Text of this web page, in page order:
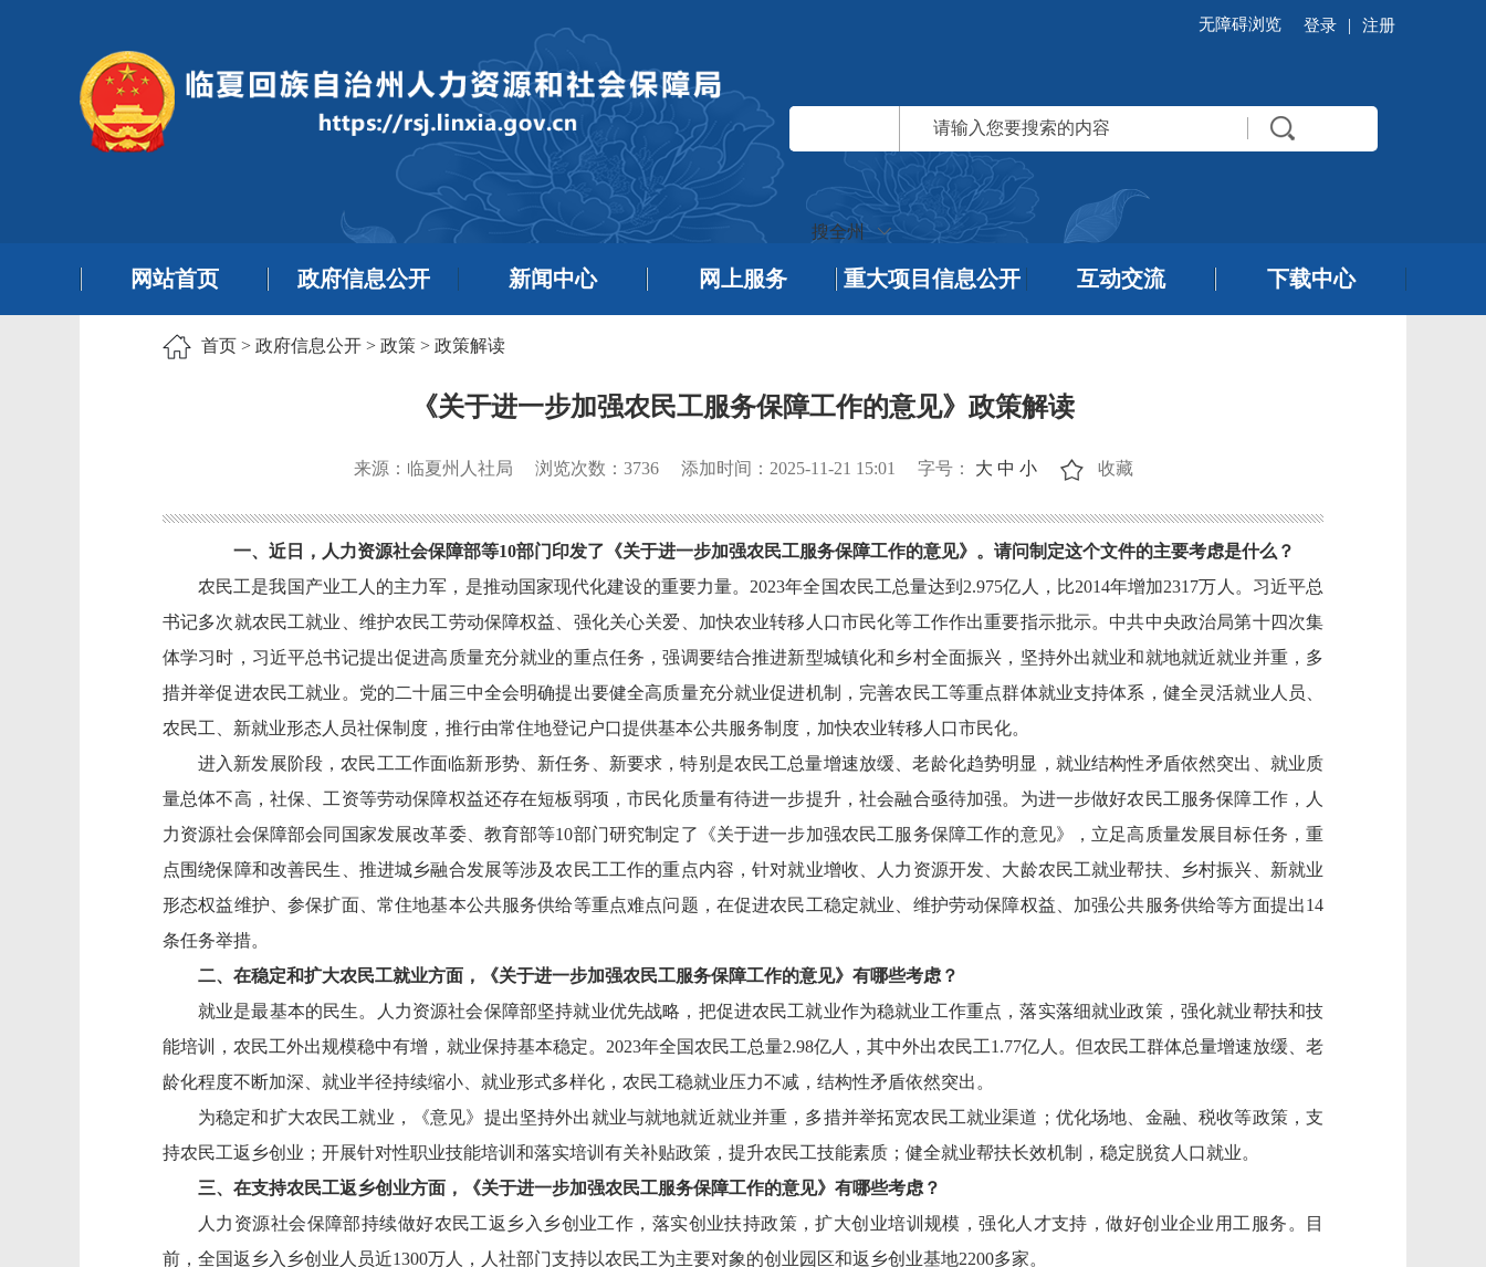
无障碍浏览 登录 | 注册
搜全州
网站首页 政府信息公开 新闻中心 网上服务 重大项目信息公开 互动交流 下载中心
首页 > 政府信息公开 > 政策 > 政策解读
《关于进一步加强农民工服务保障工作的意见》政策解读
来源：临夏州人社局 浏览次数： 3736 添加时间：2025-11-21 15:01 字号： 大 中 小 收藏
一、近日，人力资源社会保障部等10部门印发了《关于进一步加强农民工服务保障工作的意见》 。请问制定这个文件的主要考虑是什么？
农民工是我国产业工人的主力军， 是推动国家现代化建设的重要力量。 2023年全国农民工总量达到 2.975亿人，比2014年增加231 7万 人 。习近平总
书记多次就农民工就业、维护农民工劳动保障权益、 强化关心关爱 加快农业转移人口市民化等工作作出重要指示批示。中共中央政治局第十四次集
体学习时，习近平总书记提出促进高质量充分就业的重点任务，强调要结合推进新型城镇化和乡村全面振兴，坚持外出就业和就地就近就业并重，多
措并举促进农民工就业。党的二十届三中全会明确提出要健全高质量充分就业促进机制，完善农民工等重点群体就业支持体系，健全灵活就业人员、
农民工、新就业形态人员社保制度，推行由常住地登记户口提供基本公共服务制度，加快农业转移人口市民化。
进入新发展阶段，农民工工作面临新形势、新任务、新要求，特别是农民工总量增速放缓、老龄化趋势明显，就业结构性矛盾依然突出、 就业质
量总体不高，社保、工资等劳动保障权益还存在短板弱项，市民化质量有待进一步提升，社会融合亟待加强。 为进一步做好农民工 服务保障工作，人
力资源社会保障部会同国家发展改革委、教育部等10部门研究制定了《关于进一步加强农民工服务保障工作的意见》， 立足高质量发展 目标任务， 重
点围绕保障和改善民生、推进城乡融合发展等涉及农民工工作的重点内容，针对就业增收、人力资源开发、大龄农民工就业帮扶、乡村振兴、新就业
形态权益维护、参保扩面、常住地基本公共服务供给等重点难点问题，在促进农民工稳定就业、 维护劳动保障权益、 加强公共服务供给等方面提出14
条任务举措。
二、在稳定和扩大农民工就业方面，《关于进一步加强农民工服务保障工作的意见》有哪些考虑？
就业是最基本的民生。
人力资源社会保障部坚持就业优先战略，把促进农民工就业作为稳就业工作重点，落实落细就业政策，强化就业帮扶和技
能培训，农民工外出规模稳中有增，就业保持基本稳定。 2023年全国农民工总量2.98亿人，其中外出农民工1.77亿人。但农民工群体总量增速放缓、老
龄化程度不断加深、就业半径持续缩小、就业形式多样化 ， 农民工稳就业压力不减，结构性矛盾依然突出 。
为稳定和扩大农民工就业，《意见》提出坚持外出就业与就地就近就业并重，多措并举拓宽农民工就业渠道；优化场地、金融、税收等政策，支
持农民工返乡创业 ；开展针对性职业技能培训和落实培训有关补贴政策，提升农民工技能素质；健全就业帮扶长效机制，稳定脱贫人口就业。
三、在支持农民工返乡创业方面，《关于进一步加强农民工服务保障工作的意见》有哪些考虑？
人力资源社会保障部持续做好农民工返乡入乡创业工作，落实创业扶持政策，扩大创业培训规模，强化人才支持，做好创业企业用工服务。目
前，全国返乡入乡创业人员近1300万人，人社部门支持以农民工为主要对象的创业园区和返乡创业基地2200多家。